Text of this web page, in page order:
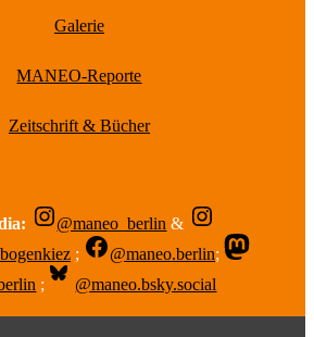
Galerie
MANEO-Reporte
Zeitschrift & Bücher
@maneo_berlin &
; @maneo.berlin;
; @maneo.bsky.social